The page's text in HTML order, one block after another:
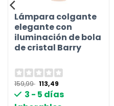
Lámpara colgante
elegante con
iluminación de bola
de cristal Barry
159,99 El
precio
original
113,49
actual
3 - 5 días